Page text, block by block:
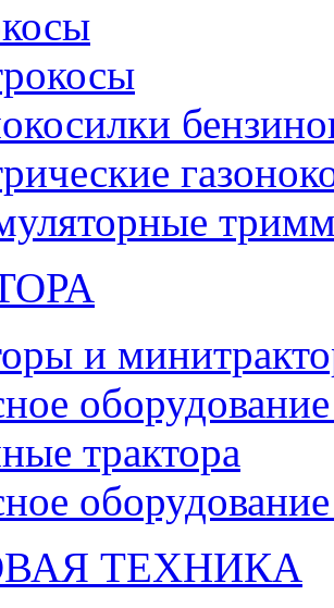
и
трактора
ТЕХНИКА